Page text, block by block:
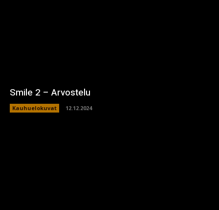
Smile 2 – Arvostelu
Kauhuelokuvat 12.12.2024